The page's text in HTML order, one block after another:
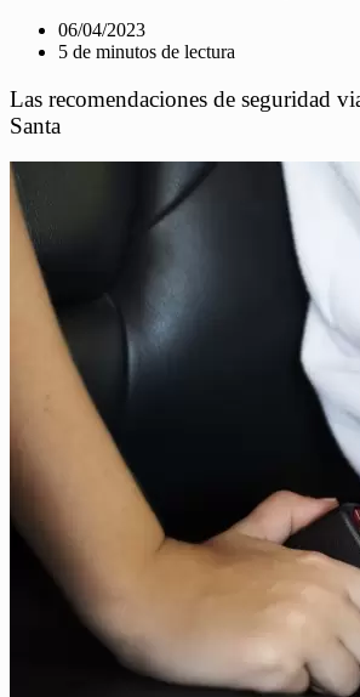
06/04/2023
5 de minutos de lectura
Las recomendaciones de seguridad
Santa